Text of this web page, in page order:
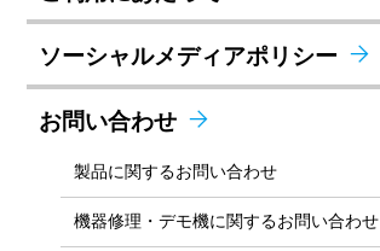
ソーシャルメディアポリシー
お問い合わせ
製品に関するお問い合わせ
機器修理・デモ機に関するお問い合わせ